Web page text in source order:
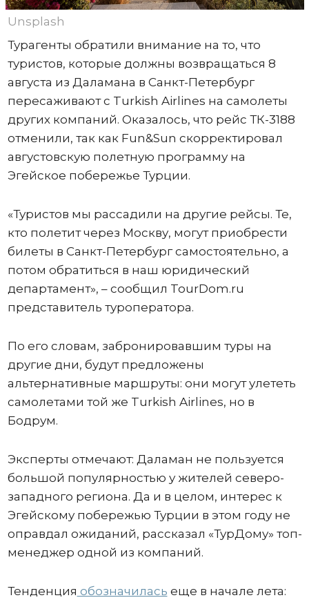
Unsplash
Турагенты обратили внимание на то, что
туристов, которые должны возвращаться 8
августа из Даламана в Санкт-Петербург
пересаживают с Turkish Airlines на самолеты
других компаний. Оказалось, что рейс ТК-3188
отменили, так как Fun&Sun скорректировал
августовскую полетную программу на
Эгейское побережье Турции.
«Туристов мы рассадили на другие рейсы. Те,
кто полетит через Москву, могут приобрести
билеты в Санкт-Петербург самостоятельно, а
потом обратиться в наш юридический
департамент», – сообщил TourDom.ru
представитель туроператора.
По его словам, забронировавшим туры на
другие дни, будут предложены
альтернативные маршруты: они могут улететь
самолетами той же Turkish Airlines, но в
Бодрум.
Эксперты отмечают: Даламан не пользуется
большой популярностью у жителей северо-
западного региона. Да и в целом, интерес к
Эгейскому побережью Турции в этом году не
оправдал ожиданий, рассказал «ТурДому» топ-
менеджер одной из компаний.
Тенденция обозначилась еще в начале лета: